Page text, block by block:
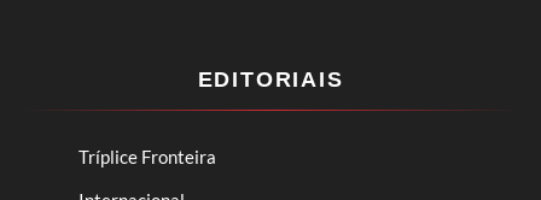
EDITORIAIS
Tríplice Fronteira